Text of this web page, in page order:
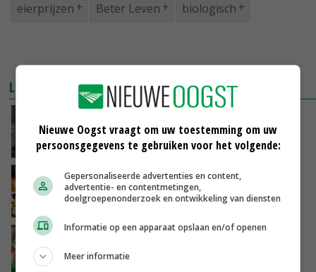
eierprijzen Beter Leven biologisch
LEES OOK
15-05-2019
Paasdrukte logistieke uitdaging pakstations
20-04-2019
Nieuwe Oogst vraagt om uw toestemming om uw
persoonsgegevens te gebruiken voor het volgende:
Gepersonaliseerde advertenties en content,
advertentie- en contentmetingen,
doelgroepenonderzoek en ontwikkeling van diensten
Informatie op een apparaat opslaan en/of openen
Meer informatie